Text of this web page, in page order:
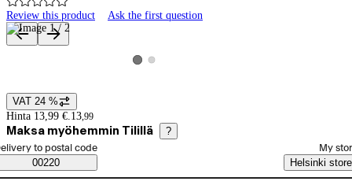
Review this product Ask the first question
Product images and videos
View product image 1
View product image 2
Price details
VAT 24 %
Hinta 13,99 €. 13,99
Maksa myöhemmin Tilillä ?
Saatavuustiedot
order method
to postal code
00220
My
Helsinki store